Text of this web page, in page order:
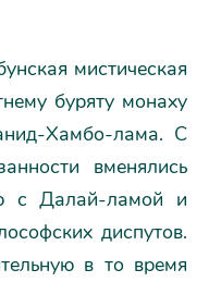
мистическая
буряту монаху
Хамбо-лама. С
вменялись
с Далай-ламой и
диспутов.
в то время